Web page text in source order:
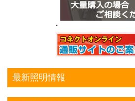
最新照明情報